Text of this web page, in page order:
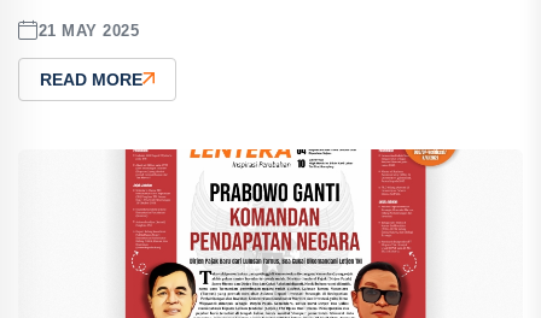
21 MAY 2025
READ MORE